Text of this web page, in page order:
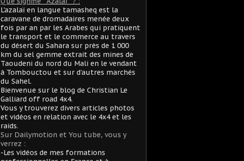
L'azalaï en langue tamasheq est la
caravane de dromadaires menée deux
fois par an par les Arabes qui pratiquent
le transport et le commerce au travers
du désert du Sahara sur près de 1 000
km du sel gemme extrait des mines de
Taoudeni du nord du Mali en le vendant
à Tombouctou et sur d’autres marchés
du Sahel.
Bienvenue sur le blog de Christian Le
Galliard off road 4x4.
Vous y trouverez divers articles photos
et vidéos en relation avec le 4x4 et les
raids.
Sur Dailymotion et You tube, vous y
verrez :
-Les vidéos de mes formations